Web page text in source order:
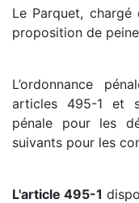
Le Parquet,
proposition de
L’ordonnance
articles 495-1 et
pénale pour les
suivants pour les
L'article 495-1